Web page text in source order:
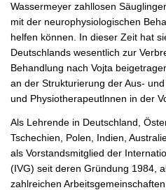
Wassermeyer zahllosen
mit der neurophysiologischen
helfen können. In dieser Zeit hat
Deutschlands wesentlich zur
Behandlung nach Vojta
an der Strukturierung der Aus-
und Physiotherapeutlnnen in der
Als Lehrende in Deutschland,
Tschechien, Polen, Indien,
als Vorstandsmitglied der
(IVG) seit deren Gründung 1984,
zahlreichen